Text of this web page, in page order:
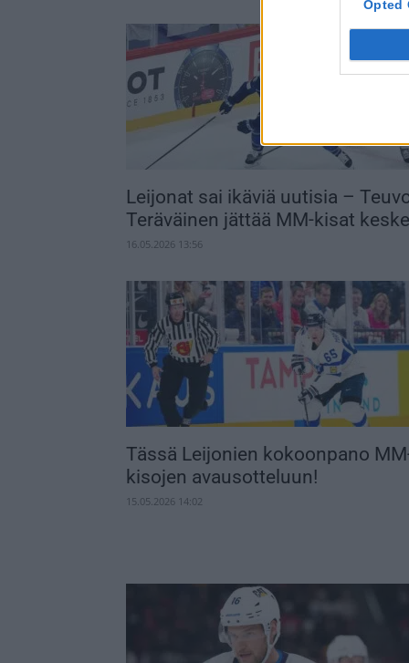
Opted
Leijonat sai ikäviä uutisia –
Teräväinen jättää MM-kisat
16.05.2026 13:56
Tässä Leijonien kokoonpano
kisojen avausotteluun!
15.05.2026 14:02